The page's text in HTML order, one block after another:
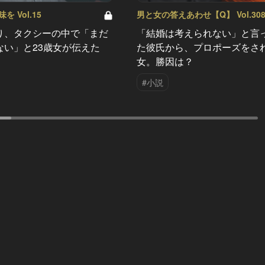
を Vol.15
、タクシーの中で「まだ
い」と23歳女が伝えた
男と女の答えあわせ【Q】 Vol.308
「結婚は考えられない」と言
た彼氏から、プロポーズをさ
女。勝因は？
#小説